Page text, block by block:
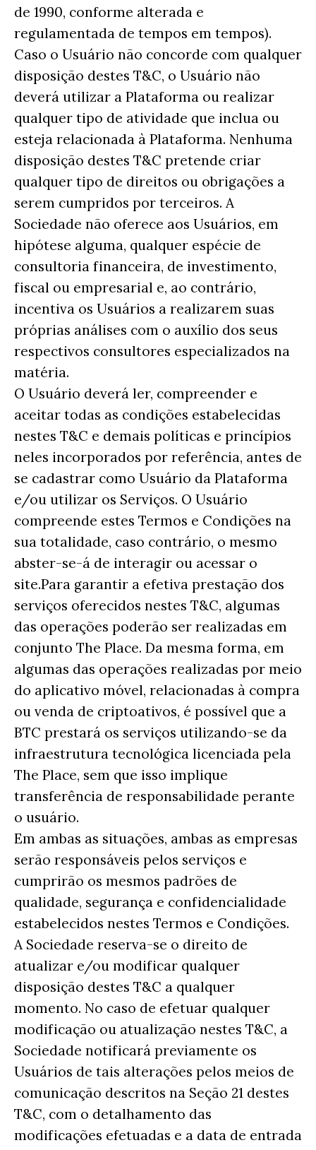
de 1990, conforme alterada e
regulamentada de tempos em tempos).
Caso o Usuário não concorde com qualquer
disposição destes T&C, o Usuário não
deverá utilizar a Plataforma ou realizar
qualquer tipo de atividade que inclua ou
esteja relacionada à Plataforma. Nenhuma
disposição destes T&C pretende criar
qualquer tipo de direitos ou obrigações a
serem cumpridos por terceiros. A
Sociedade não oferece aos Usuários, em
hipótese alguma, qualquer espécie de
consultoria financeira, de investimento,
fiscal ou empresarial e, ao contrário,
incentiva os Usuários a realizarem suas
próprias análises com o auxílio dos seus
respectivos consultores especializados na
matéria.
O Usuário deverá ler, compreender e
aceitar todas as condições estabelecidas
nestes T&C e demais políticas e princípios
neles incorporados por referência, antes de
se cadastrar como Usuário da Plataforma
e/ou utilizar os Serviços. O Usuário
compreende estes Termos e Condições na
sua totalidade, caso contrário, o mesmo
abster-se-á de interagir ou acessar o
site.Para garantir a efetiva prestação dos
serviços oferecidos nestes T&C, algumas
das operações poderão ser realizadas em
conjunto The Place. Da mesma forma, em
algumas das operações realizadas por meio
do aplicativo móvel, relacionadas à compra
ou venda de criptoativos, é possível que a
BTC prestará os serviços utilizando-se da
infraestrutura tecnológica licenciada pela
The Place, sem que isso implique
transferência de responsabilidade perante
o usuário.
Em ambas as situações, ambas as empresas
serão responsáveis ​​pelos serviços e
cumprirão os mesmos padrões de
qualidade, segurança e confidencialidade
estabelecidos nestes Termos e Condições.
A Sociedade reserva-se o direito de
atualizar e/ou modificar qualquer
disposição destes T&C a qualquer
momento. No caso de efetuar qualquer
modificação ou atualização nestes T&C, a
Sociedade notificará previamente os
Usuários de tais alterações pelos meios de
comunicação descritos na Seção 21 destes
T&C, com o detalhamento das
modificações efetuadas e a data de entrada